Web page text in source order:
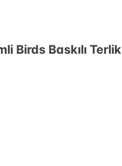
Birds Baskılı Terlik